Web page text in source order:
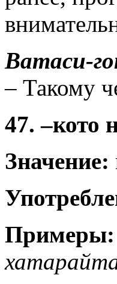
Ватаси-
– Такому
47. –кото
Значение:
Примеры: